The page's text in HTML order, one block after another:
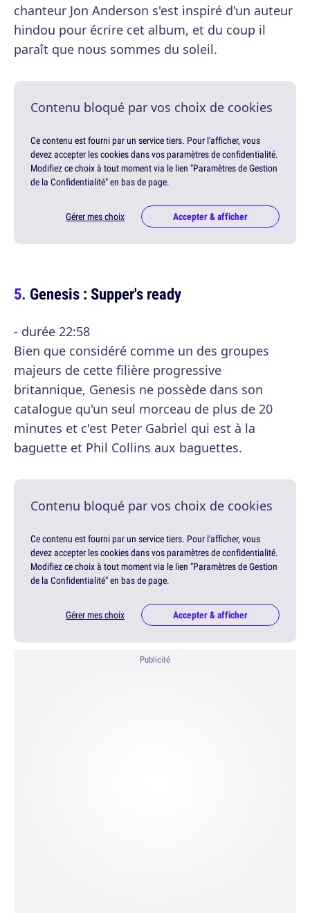
chanteur Jon Anderson s'est inspiré d'un auteur
hindou pour écrire cet album, et du coup il
paraît que nous sommes du soleil.
Contenu bloqué par vos choix de cookies
Ce contenu est fourni par un service tiers. Pour l'afficher, vous
devez accepter les cookies dans vos paramètres de confidentialité.
Modifiez ce choix à tout moment via le lien "Paramètres de Gestion
de la Confidentialité" en bas de page.
Gérer mes choix Accepter & afficher
Genesis : Supper's ready
- durée 22:58
Bien que considéré comme un des groupes
majeurs de cette filière progressive
britannique, Genesis ne possède dans son
catalogue qu'un seul morceau de plus de 20
minutes et c'est Peter Gabriel qui est à la
baguette et Phil Collins aux baguettes.
Contenu bloqué par vos choix de cookies
Ce contenu est fourni par un service tiers. Pour l'afficher, vous
devez accepter les cookies dans vos paramètres de confidentialité.
Modifiez ce choix à tout moment via le lien "Paramètres de Gestion
de la Confidentialité" en bas de page.
Gérer mes choix Accepter & afficher
Publicité